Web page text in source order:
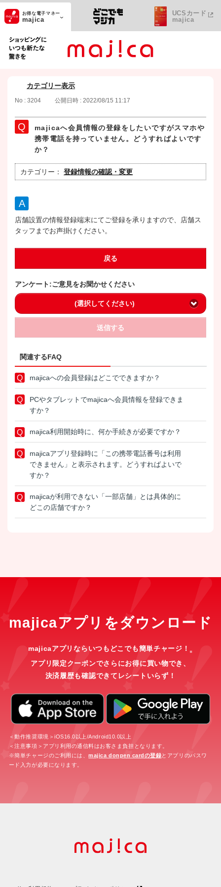
ショッピングにいつも新たな驚きを
お得な電子マネー
majica
UCSカード
majica
カテゴリー表示
No : 3204 公開日時 : 2022/08/15 11:17
majicaへ会員情報の登録をしたいですがスマホや
携帯電話を持っていません。どうすればよいです
か？
カテゴリー： 登録情報の確認・変更
店舗設置の情報登録端末にてご登録を承りますので、店舗ス
タッフまでお声掛けください。
戻る
アンケート:ご意見をお聞かせください
(選択してください)
送信する
関連するFAQ
majicaへの会員登録はどこでできますか？
PCやタブレットでmajicaへ会員情報を登録できま
すか？
majica利用開始時に、何か手続きが必要ですか？
majicaアプリ登録時に「この携帯電話番号は利用
できません」と表示されます。どうすればよいで
すか？
majicaが利用できない「一部店舗」とは具体的に
どこの店舗ですか？
majicaアプリをダウンロード
majicaアプリならいつもどこでも簡単チャージ！ ※
アプリ限定クーポンでさらにお得に買い物でき、
決済履歴も確認できてレシートいらず！
＜動作推奨環境＞iOS16.0以上/Android10.0以上
＜注意事項＞アプリ利用の通信料はお客さま負担となります。
※簡単チャージのご利用には、majica donpen cardの登録とアプリのパスワ
ード入力が必要になります。